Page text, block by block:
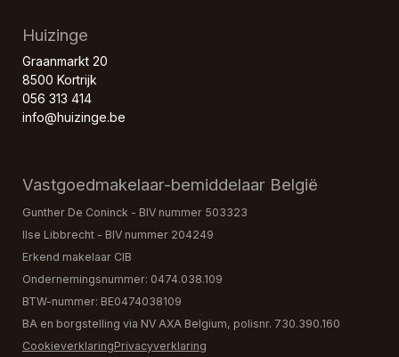
Huizinge
Graanmarkt 20
8500 Kortrijk
056 313 414
info@huizinge.be
Vastgoedmakelaar-bemiddelaar België
Gunther De Coninck - BIV nummer 503323
Ilse Libbrecht - BIV nummer 204249
Erkend makelaar CIB
Ondernemingsnummer: 0474.038.109
BTW-nummer: BE0474038109
BA en borgstelling via NV AXA Belgium, polisnr. 730.390.160
CookieverklaringPrivacyverklaring